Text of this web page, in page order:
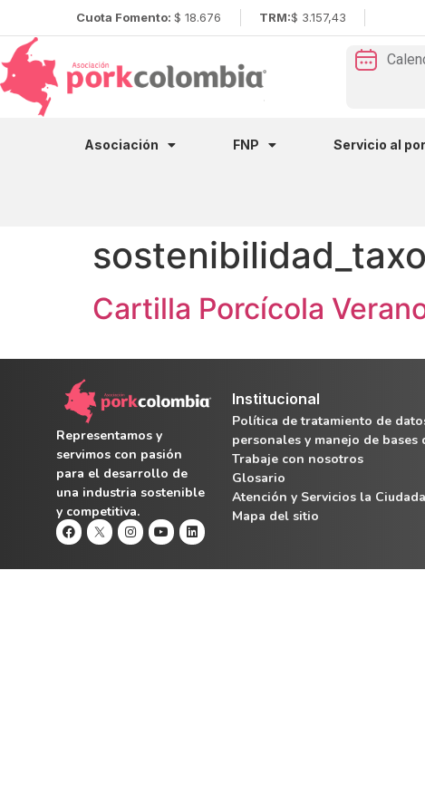
Cuota Fomento: $ 18.676 TRM:$ 3.157,43
Asociación FNP Servicio al
Cartilla Porcícola
Representamos y
servimos con pasión
para el desarrollo de
una industria sostenible
y competitiva.
Institucional
Política de tratamiento de
personales y manejo de bases
Trabaje con nosotros
Glosario
Atención y Servicios la
Mapa del sitio